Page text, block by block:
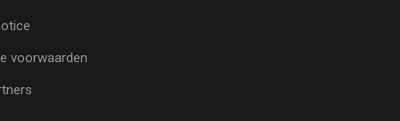
voorwaarden